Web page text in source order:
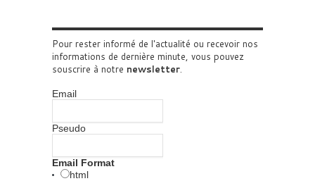
Pour rester informé de l'actualité ou recevoir nos
informations de dernière minute, vous pouvez
souscrire à notre newsletter.
Email
Pseudo
Email Format
html